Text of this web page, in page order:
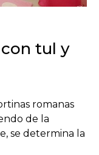
tul y
romanas
de la
se determina la